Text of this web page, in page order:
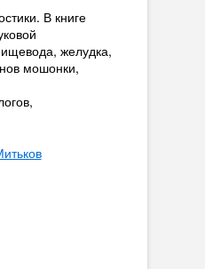
В книге
желудка,
мошонки,